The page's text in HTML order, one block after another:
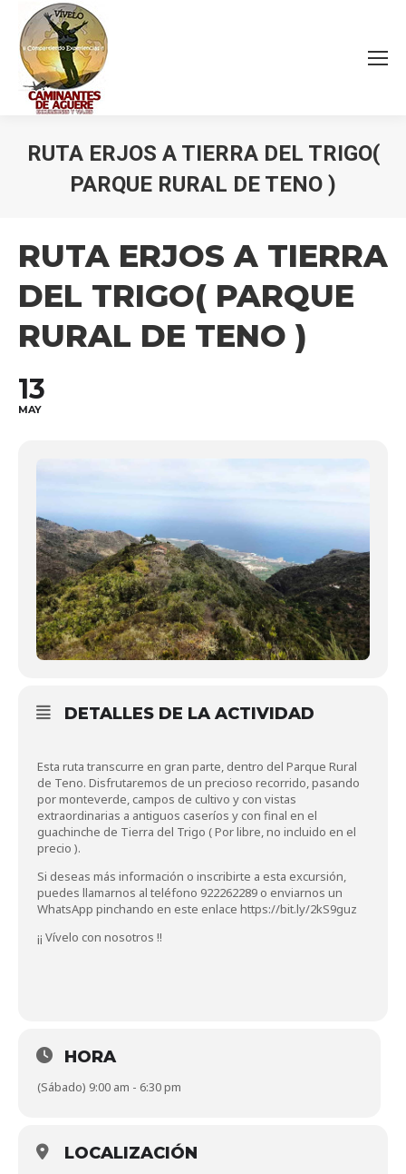
RUTA ERJOS A TIERRA DEL TRIGO(
PARQUE RURAL DE TENO )
RUTA ERJOS A TIERRA
DEL TRIGO( PARQUE
RURAL DE TENO )
13
MAY
DETALLES DE LA ACTIVIDAD
Esta ruta transcurre en gran parte, dentro del Parque Rural
de Teno. Disfrutaremos de un precioso recorrido, pasando
por monteverde, campos de cultivo y con vistas
extraordinarias a antiguos caseríos y con final en el
guachinche de Tierra del Trigo ( Por libre, no incluido en el
precio ).
Si deseas más información o inscribirte a esta excursión,
puedes llamarnos al teléfono 922262289 o enviarnos un
WhatsApp pinchando en este enlace https://bit.ly/2kS9guz
¡¡ Vívelo con nosotros !!
HORA
(Sábado) 9:00 am - 6:30 pm
LOCALIZACIÓN